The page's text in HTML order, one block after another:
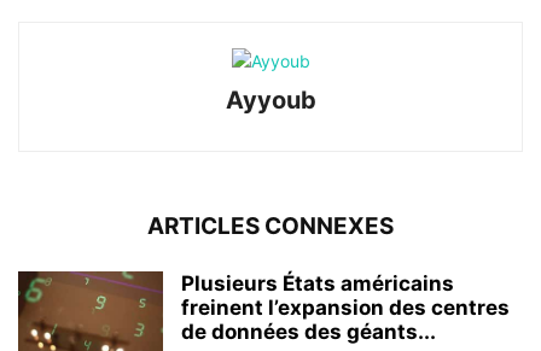
Ayyoub
ARTICLES CONNEXES
Plusieurs États américains
freinent l’expansion des centres
de données des géants...